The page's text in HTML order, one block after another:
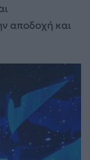
αποδοχή και